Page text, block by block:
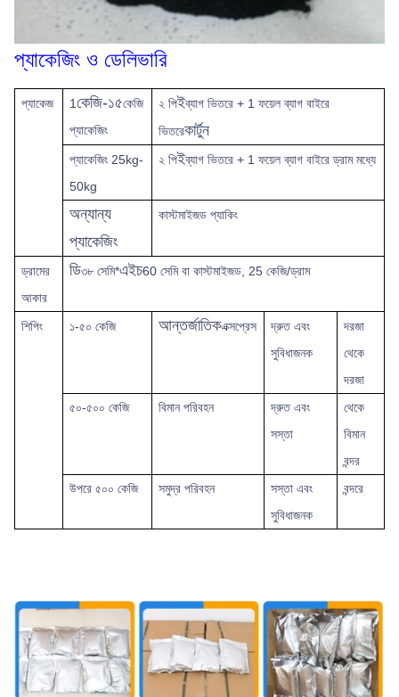
প্যাকেজিং ও ডেলিভারি
প্যাকেজ 1কেজি-১৫কেজি
প্যাকেজিং
২ পিইব্যাগ ভিতরে + 1 ফয়েল ব্যাগ বাইরে
ভিতরেকার্টুন
প্যাকেজিং 25kg-
50kg
২ পিইব্যাগ ভিতরে + 1 ফয়েল ব্যাগ বাইরে ড্রাম মধ্যে
অন্যান্য
প্যাকেজিং
কাস্টমাইজড প্যাকিং
ড্রামের
আকার
ডি৩৮ সেমি*এইচ60 সেমি বা কাস্টমাইজড, 25 কেজি/ড্রাম
শিপিং ১-৫০ কেজি আন্তর্জাতিকএক্সপ্রেস দ্রুত এবং
সুবিধাজনক
দরজা
থেকে
দরজা
৫০-৫০০ কেজি
বিমান পরিবহন
দ্রুত এবং
সস্তা
থেকে
বিমান
বন্দর
উপরে ৫০০ কেজি সমুদ্র পরিবহন
সস্তা এবং
সুবিধাজনক
বন্দরে